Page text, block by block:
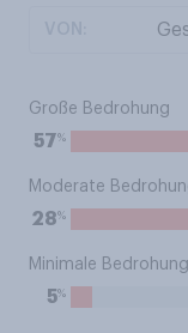
Große Bedrohung
57%
Moderate
28%
Minimale Bedrohung
5%